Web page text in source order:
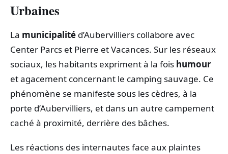
Urbaines
La municipalité d’Aubervilliers collabore avec
Center Parcs et Pierre et Vacances. Sur les réseaux
sociaux, les habitants expriment à la fois humour
et agacement concernant le camping sauvage. Ce
phénomène se manifeste sous les cèdres, à la
porte d’Aubervilliers, et dans un autre campement
caché à proximité, derrière des bâches.
Les réactions des internautes face aux plaintes